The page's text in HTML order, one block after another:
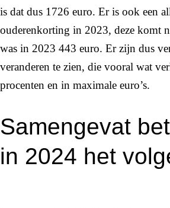
is dat dus 1726 euro. Er is ook een
ouderenkorting in 2023, deze komt
was in 2023 443 euro. Er zijn dus
veranderen te zien, die vooral wat
procenten en in maximale euro’s.
Samengevat
in 2024 het